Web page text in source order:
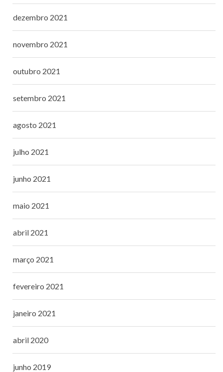
dezembro 2021
novembro 2021
outubro 2021
setembro 2021
agosto 2021
julho 2021
junho 2021
maio 2021
abril 2021
março 2021
fevereiro 2021
janeiro 2021
abril 2020
junho 2019